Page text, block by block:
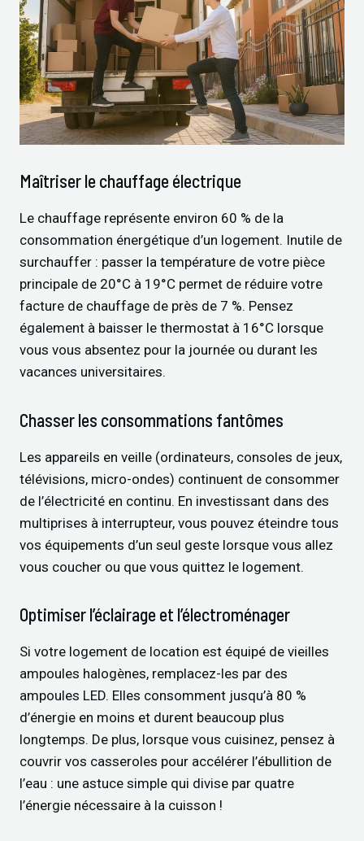
Maîtriser le chauffage électrique
Le chauffage représente environ 60 % de la
consommation énergétique d’un logement. Inutile de
surchauffer : passer la température de votre pièce
principale de 20°C à 19°C permet de réduire votre
facture de chauffage de près de 7 %. Pensez
également à baisser le thermostat à 16°C lorsque
vous vous absentez pour la journée ou durant les
vacances universitaires.
Chasser les consommations fantômes
Les appareils en veille (ordinateurs, consoles de jeux,
télévisions, micro-ondes) continuent de consommer
de l’électricité en continu. En investissant dans des
multiprises à interrupteur, vous pouvez éteindre tous
vos équipements d’un seul geste lorsque vous allez
vous coucher ou que vous quittez le logement.
Optimiser l’éclairage et l’électroménager
Si votre logement de location est équipé de vieilles
ampoules halogènes, remplacez-les par des
ampoules LED. Elles consomment jusqu’à 80 %
d’énergie en moins et durent beaucoup plus
longtemps. De plus, lorsque vous cuisinez, pensez à
couvrir vos casseroles pour accélérer l’ébullition de
l’eau : une astuce simple qui divise par quatre
l’énergie nécessaire à la cuisson !